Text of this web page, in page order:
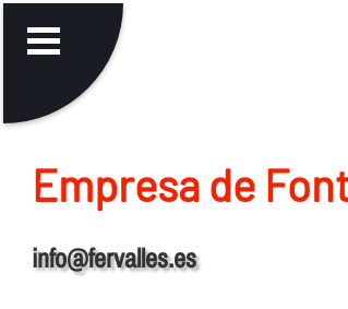
Empresa de
info@fervalles.es